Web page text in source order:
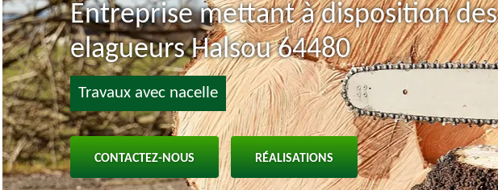
Entreprise mettant à disposition des
elagueurs Halsou 64480
Travaux avec nacelle
CONTACTEZ-NOUS RÉALISATIONS